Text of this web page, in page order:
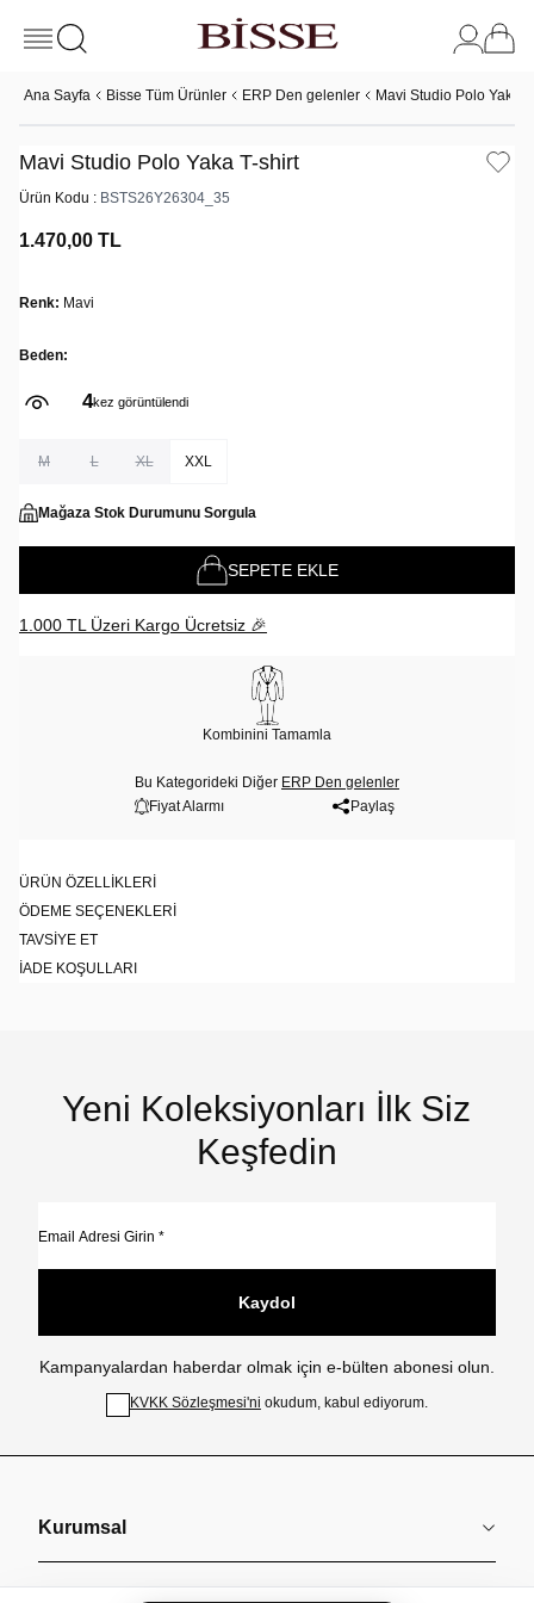
Ana Sayfa Bisse Tüm Ürünler ERP Den gelenler Mavi Studio Polo Yaka
Mavi Studio Polo Yaka T-shirt
Ürün Kodu : BSTS26Y26304_35
1.470,00 TL
Renk: Mavi
Beden:
4kez görüntülendi
M L XL XXL
Mağaza Stok Durumunu Sorgula
SEPETE EKLE
1.000 TL Üzeri Kargo Ücretsiz 🎉
Kombinini Tamamla
Bu Kategorideki Diğer ERP Den gelenler
Fiyat Alarmı
Paylaş
ÜRÜN ÖZELLIKLERI
ÖDEME SEÇENEKLERI
TAVSIYE ET
İADE KOŞULLARI
Yeni Koleksiyonları İlk Siz
Keşfedin
Kaydol
Kampanyalardan haberdar olmak için e-bülten abonesi olun.
KVKK Sözleşmesi'ni okudum, kabul ediyorum.
Kurumsal